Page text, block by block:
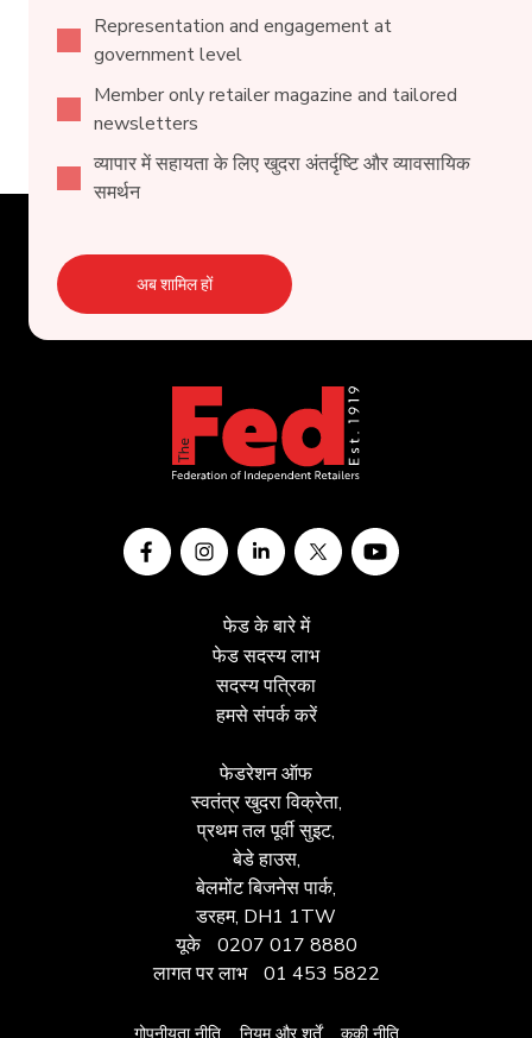
Representation and engagement at
government level
Member only retailer magazine and tailored
newsletters
व्यापार में सहायता के लिए खुदरा अंतर्दृष्टि और व्यावसायिक
समर्थन
अब शामिल हों
फेड के बारे में
फेड सदस्य लाभ
सदस्य पत्रिका
हमसे संपर्क करें
फेडरेशन ऑफ
स्वतंत्र खुदरा विक्रेता,
प्रथम तल पूर्वी सुइट,
बेडे हाउस,
बेलमोंट बिजनेस पार्क,
डरहम, DH1 1TW
यूके 0207 017 8880
लागत पर लाभ 01 453 5822